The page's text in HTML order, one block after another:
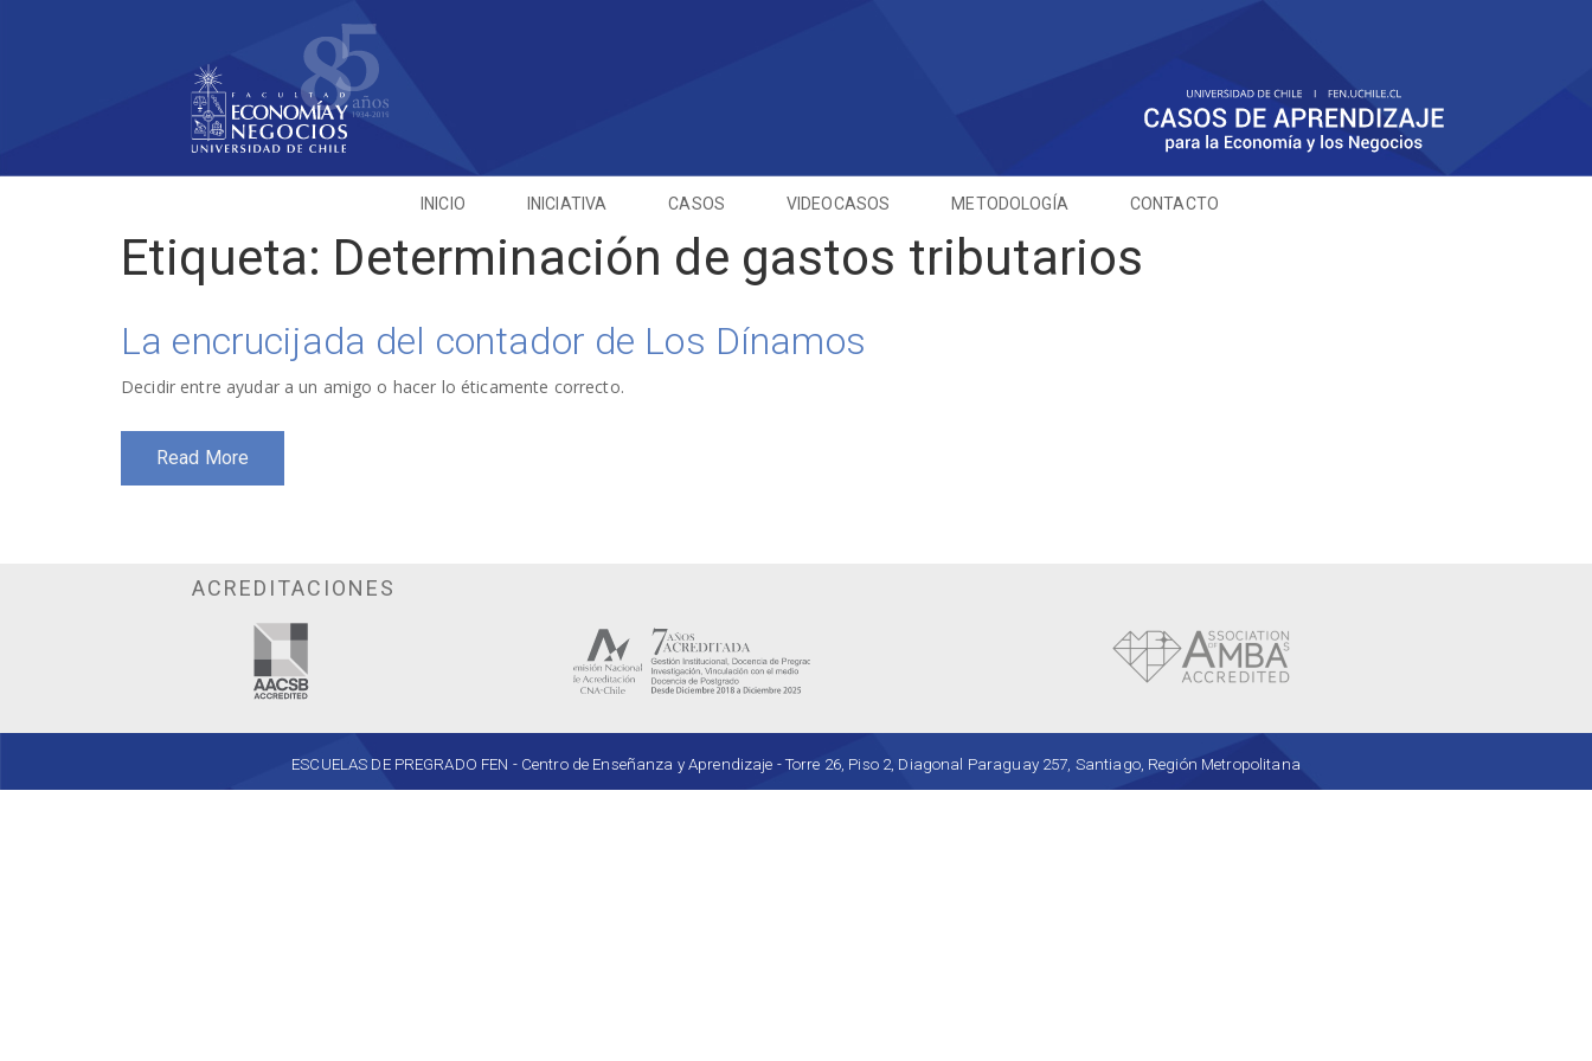
INICIO INICIATIVA CASOS VIDEOCASOS METODOLOGÍA CONTACTO
Etiqueta: Determinación de gastos tributarios
La encrucijada del contador de Los Dínamos
Decidir entre ayudar a un amigo o hacer lo éticamente correcto.
Read More
ACREDITACIONES
ESCUELAS DE PREGRADO FEN - Centro de Enseñanza y Aprendizaje - Torre 26, Piso 2, Diagonal Paraguay 257, Santiago, Región Metropolitana